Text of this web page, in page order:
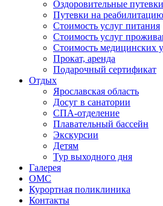
Оздоровительные путевки
Путевки на реабилитацию
Стоимость услуг питания
Стоимость услуг
Стоимость медицинских
Прокат, аренда
Подарочный сертификат
Отдых
Ярославская область
Досуг в санатории
СПА-отделение
Плавательный бассейн
Экскурсии
Детям
Тур выходного дня
Галерея
ОМС
Курортная поликлиника
Контакты